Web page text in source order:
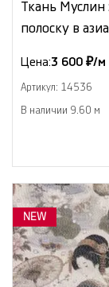
Ткань Муслин
полоску в
Цена:3 600 ₽/м
Артикул: 14536
В наличии 9.60 м
NEW